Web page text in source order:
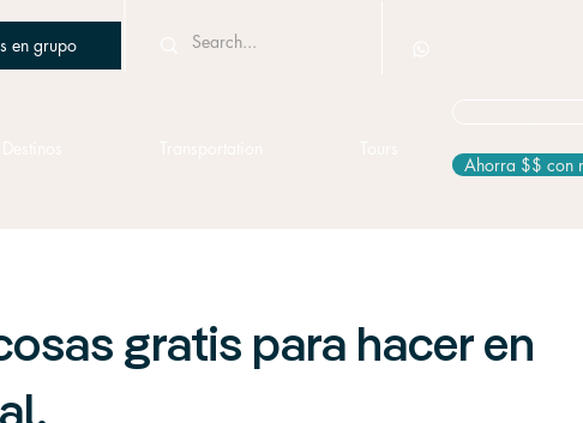
en grupo
Ahorra $$ con
gratis para hacer en